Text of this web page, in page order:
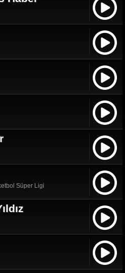
Süper Ligi